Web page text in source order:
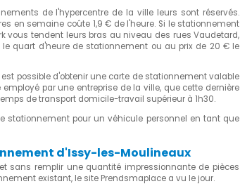
de l'hypercentre de la ville leurs sont réservés.
en semaine coûte 1,9 € de l'heure. Si le stationnement
vous tendent leurs bras au niveau des rues Vaudetard,
quart d'heure de stationnement ou au prix de 20 € le
possible d'obtenir une carte de stationnement valable
par une entreprise de la ville, que cette dernière
de transport domicile-travail supérieur à 1h30.
stationnement pour un véhicule personnel en tant que
d'Issy-les-Moulineaux
sans remplir une quantité impressionnante de pièces
existant, le site Prendsmaplace a vu le jour.